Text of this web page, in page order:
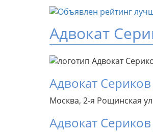
Адвокат
Адвокат
Москва, 2-я Рощинская
Адвокат